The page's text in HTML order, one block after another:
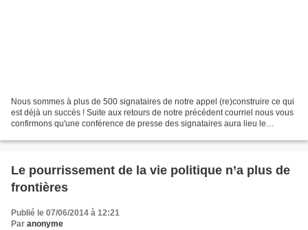
Nous sommes à plus de 500 signataires de notre appel (re)construire ce qui
est déjà un succès ! Suite aux retours de notre précédent courriel nous vous
confirmons qu'une conférence de presse des signataires aura lieu le
Le pourrissement de la vie politique n’a plus de
frontières
Publié le 07/06/2014 à 12:21
Par anonyme